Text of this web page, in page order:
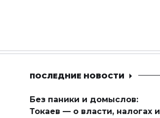
ПОСЛЕДНИЕ НОВОСТИ
Без паники и домыслов:
Токаев — о власти, налогах и